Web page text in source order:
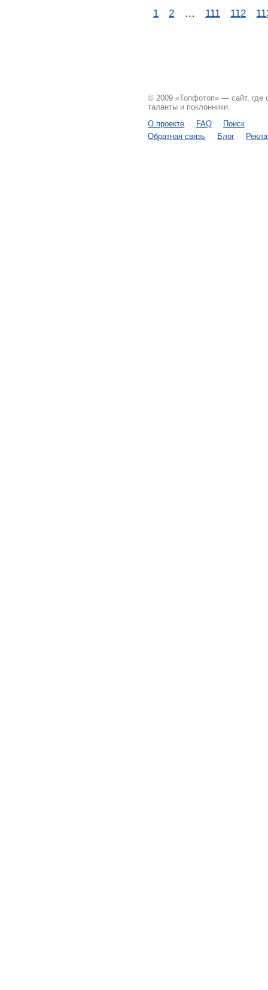
1 2 … 111 112
© 2009 «Топфотоп» — сайт, где
таланты и поклонники.
О проекте
FAQ
Поиск
Обратная связь
Блог